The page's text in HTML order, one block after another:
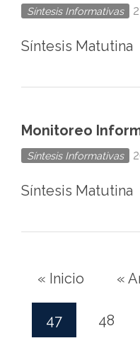
Síntesis Informativas
Síntesis Matutina
Monitoreo
Síntesis Informativas
Síntesis Matutina
« Inicio «
47
48